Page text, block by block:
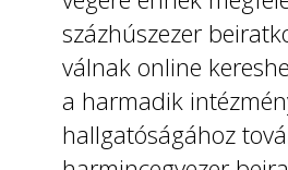
százhúszezer
válnak online
a harmadik
hallgatóságához